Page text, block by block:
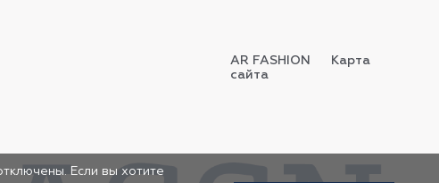
AR FASHION
Карта
сайта
Если вы хотите